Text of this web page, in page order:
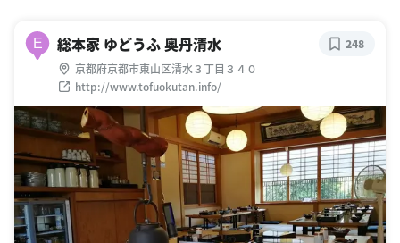
E 総本家 ゆどうふ 奥丹清水
京都府京都市東山区清水３丁目３４０
http://www.tofuokutan.info/
248